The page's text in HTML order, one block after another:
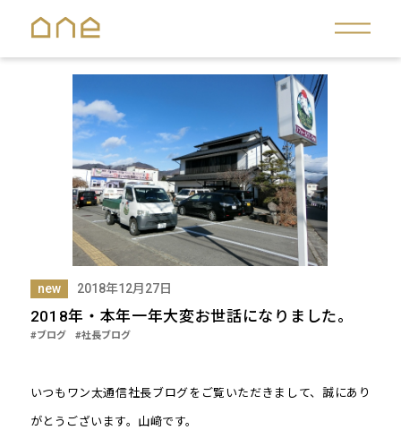
new 2018年12月27日
2018年・本年一年大変お世話になりました。
#ブログ #社長ブログ
いつもワン太通信社長ブログをご覧いただきまして、誠にあり
がとうございます。山﨑です。